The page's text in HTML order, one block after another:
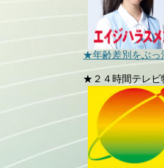
★年齢差別をぶっ
★２４時間テレビ